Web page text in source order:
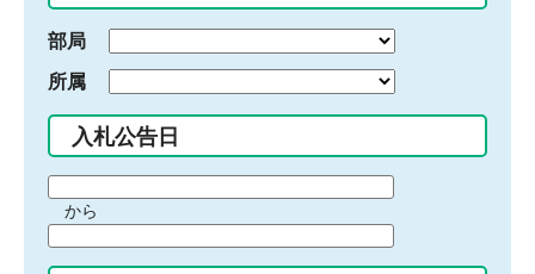
部局
所属
入札公告日
間
始
から
間